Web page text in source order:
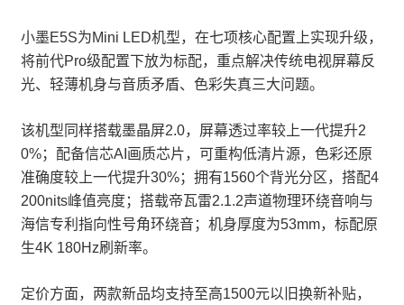
小墨E5S为Mini LED机型，在七项核心配置上实现升级，
将前代Pro级配置下放为标配，重点解决传统电视屏幕反
光、轻薄机身与音质矛盾、色彩失真三大问题。
该机型同样搭载墨晶屏2.0，屏幕透过率较上一代提升2
0%；配备信芯AI画质芯片，可重构低清片源，色彩还原
准确度较上一代提升30%；拥有1560个背光分区，搭配4
200nits峰值亮度；搭载帝瓦雷2.1.2声道物理环绕音响与
海信专利指向性号角环绕音；机身厚度为53mm，标配原
生4K 180Hz刷新率。
定价方面，两款新品均支持至高1500元以旧换新补贴，